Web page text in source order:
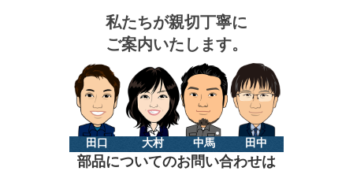
私たちが親切丁寧に
ご案内いたします。
田口 大村 中馬 田中
部品についてのお問い合わせは